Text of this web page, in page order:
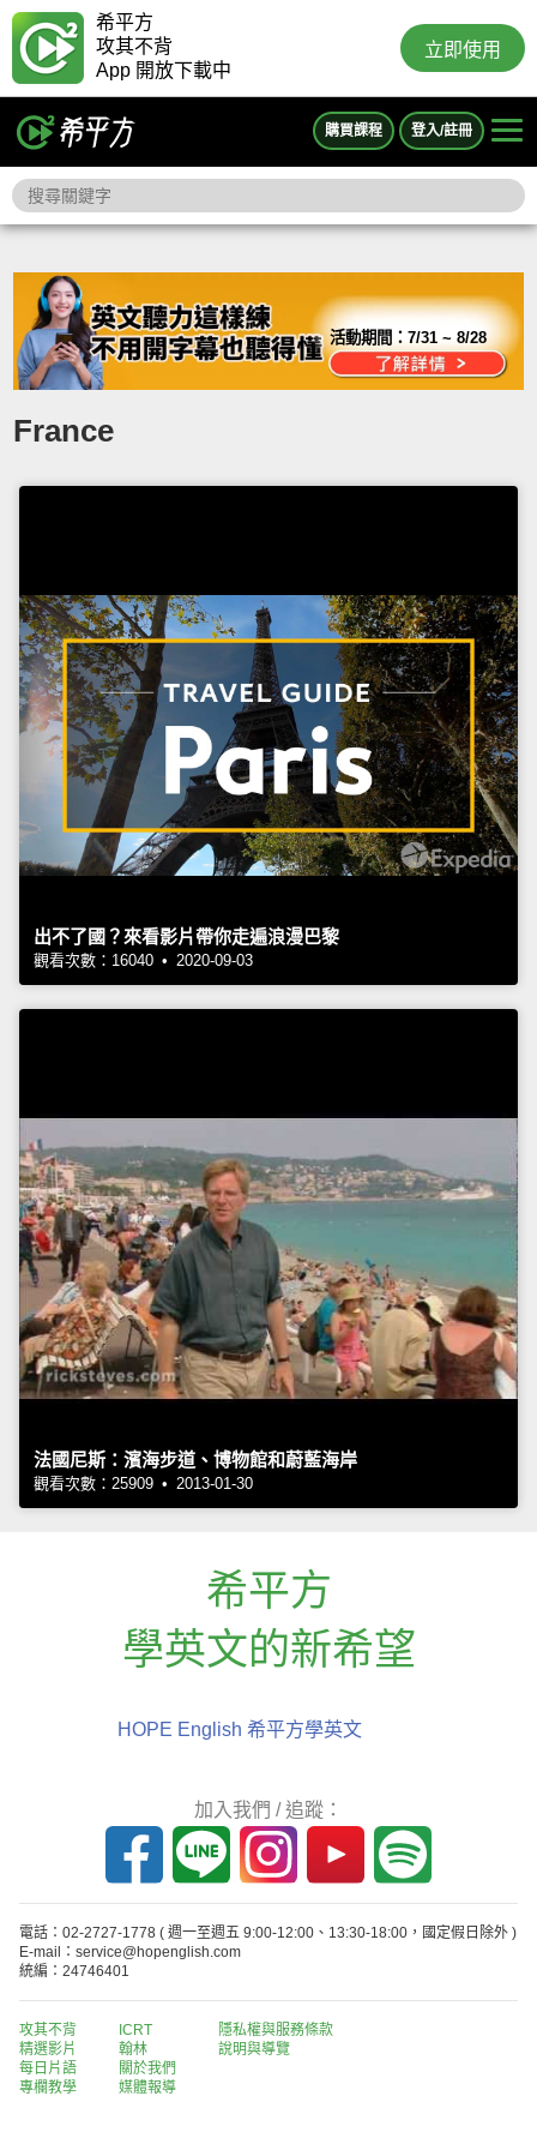
希平方
攻其不背
App 開放下載中
立即使用
購買課程 登入/註冊
活動期間：7/31 ~ 8/28
France
出不了國？來看影片帶你走遍浪漫巴黎
觀看次數：16040 • 2020-09-03
法國尼斯：濱海步道、博物館和蔚藍海岸
觀看次數：25909 • 2013-01-30
希平方
學英文的新希望
HOPE English 希平方學英文
加入我們 / 追蹤：
電話：02-2727-1778 ( 週一至週五 9:00-12:00、13:30-18:00，國定假日除外 )
E-mail：service@hopenglish.com
統編：24746401
攻其不背
精選影片
每日片語
專欄教學
ICRT
翰林
關於我們
媒體報導
隱私權與服務條款
說明與導覽